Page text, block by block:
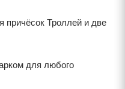
причёсок Троллей и две
для любого